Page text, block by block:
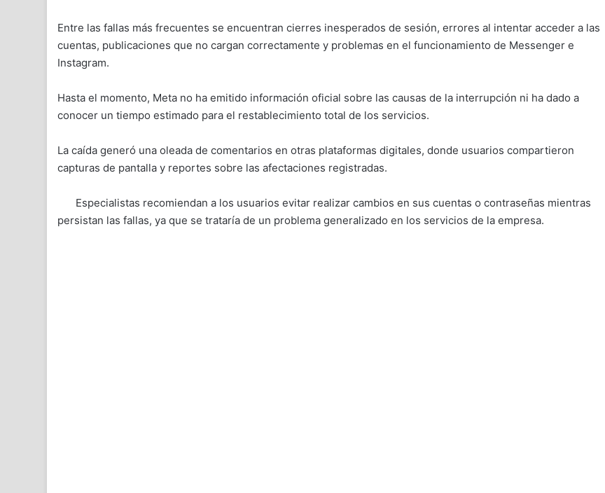
Entre las fallas más frecuentes se encuentran cierres inesperados de sesión, errores al intentar acceder a las
cuentas, publicaciones que no cargan correctamente y problemas en el funcionamiento de Messenger e
Instagram.
Hasta el momento, Meta no ha emitido información oficial sobre las causas de la interrupción ni ha dado a
conocer un tiempo estimado para el restablecimiento total de los servicios.
La caída generó una oleada de comentarios en otras plataformas digitales, donde usuarios compartieron
capturas de pantalla y reportes sobre las afectaciones registradas.
Especialistas recomiendan a los usuarios evitar realizar cambios en sus cuentas o contraseñas mientras
persistan las fallas, ya que se trataría de un problema generalizado en los servicios de la empresa.